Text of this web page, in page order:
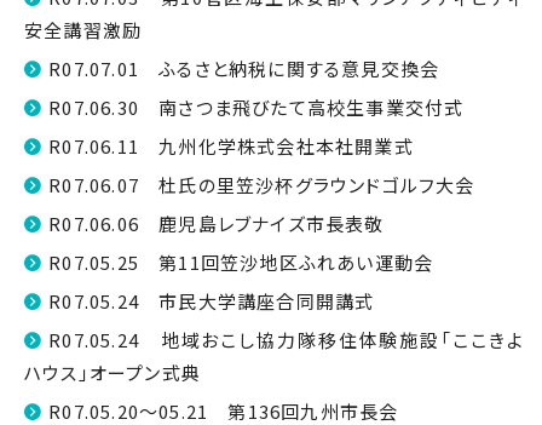
安全講習激励
R07.07.01 ふるさと納税に関する意見交換会
R07.06.30 南さつま飛びたて高校生事業交付式
R07.06.11 九州化学株式会社本社開業式
R07.06.07 杜氏の里笠沙杯グラウンドゴルフ大会
R07.06.06 鹿児島レブナイズ市長表敬
R07.05.25 第11回笠沙地区ふれあい運動会
R07.05.24 市民大学講座合同開講式
R07.05.24 地域おこし協力隊移住体験施設「ここきよ
ハウス」オープン式典
R07.05.20～05.21 第136回九州市長会